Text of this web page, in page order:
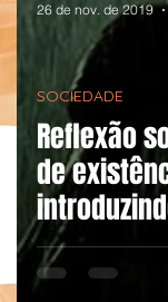
Reflexão
de
modernos
SOCIEDADE
26 de nov. de 2019